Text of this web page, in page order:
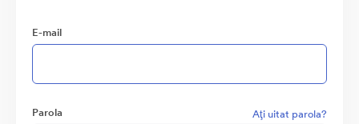
E-mail
Parola Aţi uitat parola?